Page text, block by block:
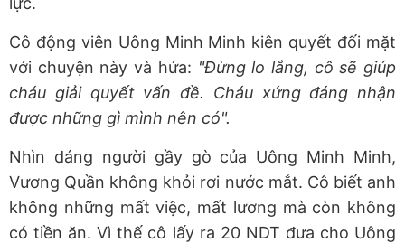
Cô động viên Uông Minh Minh kiên quyết đối mặt
với chuyện này và hứa: "Đừng lo lắng, cô sẽ giúp
cháu giải quyết vấn đề. Cháu xứng đáng nhận
được những gì mình nên có".
Nhìn dáng người gầy gò của Uông Minh Minh,
Vương Quần không khỏi rơi nước mắt. Cô biết anh
không những mất việc, mất lương mà còn không
có tiền ăn. Vì thế cô lấy ra 20 NDT đưa cho Uông